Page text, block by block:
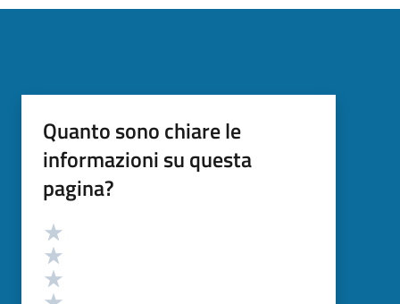
Quanto sono chiare le
informazioni su questa
pagina?
Valutazione